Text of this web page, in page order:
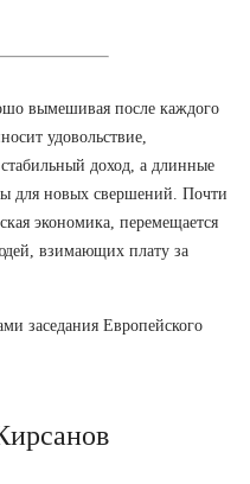
вымешивая после каждого
удовольствие,
доход, а длинные
для новых свершений. Почти
экономика, перемещается
взимающих плату за
заседания Европейского